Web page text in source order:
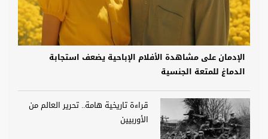
الإدمان على مشاهدة الأفلام الإباحية يضعف استجابة
الدماغ للمتعة الجنسية
قراءة تاريخية هامة.. تحرير العالم من
الأوربيين